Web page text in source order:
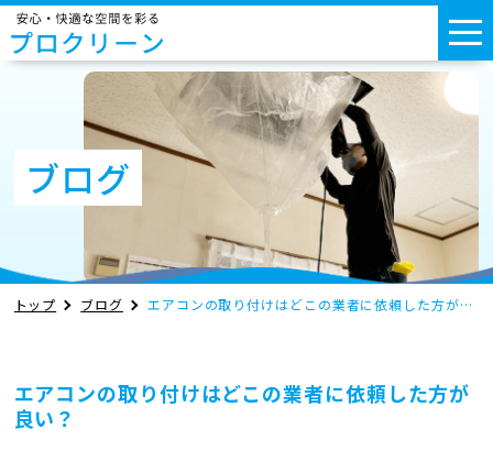
ブログ
トップ ブログ エアコンの取り付けはどこの業者に依頼した方が良い？
エアコンの取り付けはどこの業者に依頼した方が
良い？